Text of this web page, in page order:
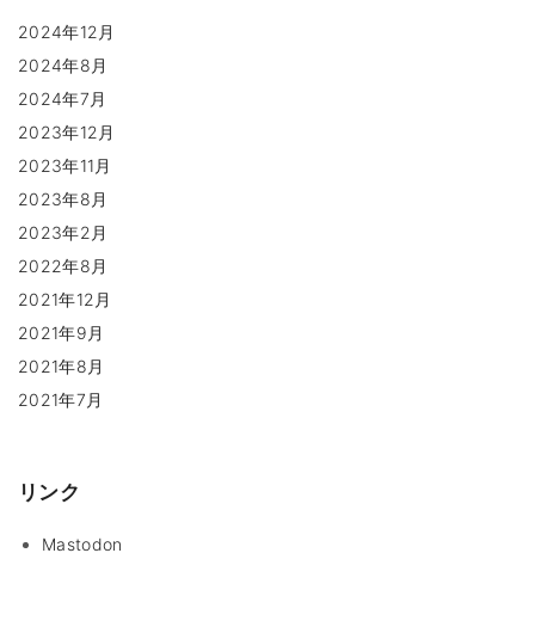
2024年12月
2024年8月
2024年7月
2023年12月
2023年11月
2023年8月
2023年2月
2022年8月
2021年12月
2021年9月
2021年8月
2021年7月
リンク
Mastodon